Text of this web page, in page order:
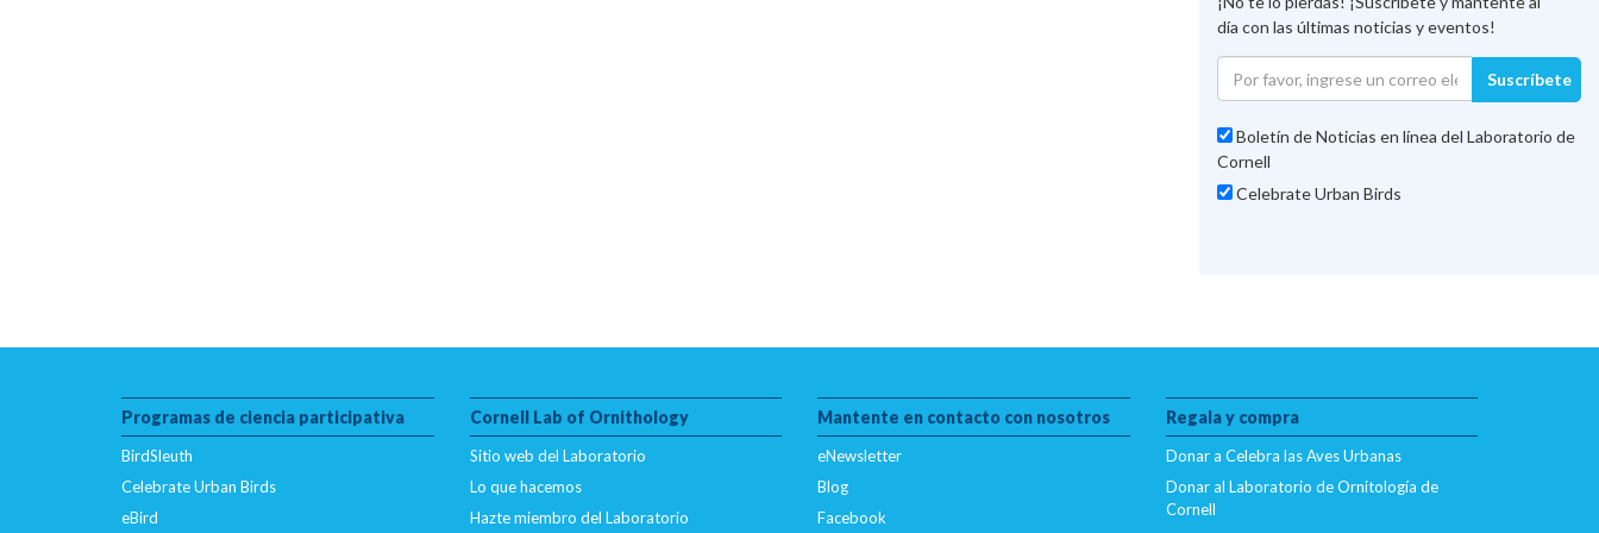
día con las últimas noticias y eventos!
Suscríbete
Boletín de Noticias en línea del Laboratorio de
Cornell
Celebrate Urban Birds
Programas de ciencia participativa
BirdSleuth
Celebrate Urban Birds
eBird
Cornell Lab of Ornithology
Sitio web del Laboratorio
Lo que hacemos
Hazte miembro del Laboratorio
Mantente en contacto con nosotros
eNewsletter
Blog
Facebook
Regala y compra
Donar a Celebra las Aves Urbanas
Donar al Laboratorio de Ornitología de
Cornell